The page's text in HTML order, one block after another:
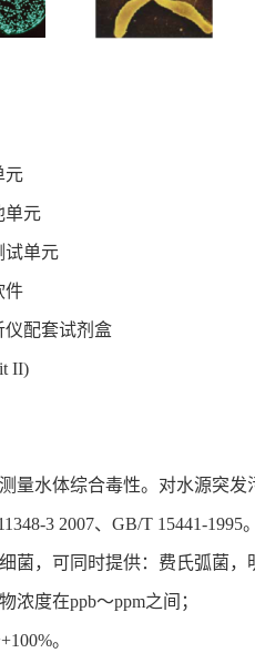
元
单元
试单元
件
仪配套试剂盒
II)
量水体综合毒性。对水源突
3 2007、GB/T 15441-1995。
菌，可同时提供：费氏弧菌，
浓度在ppb～ppm之间；
。